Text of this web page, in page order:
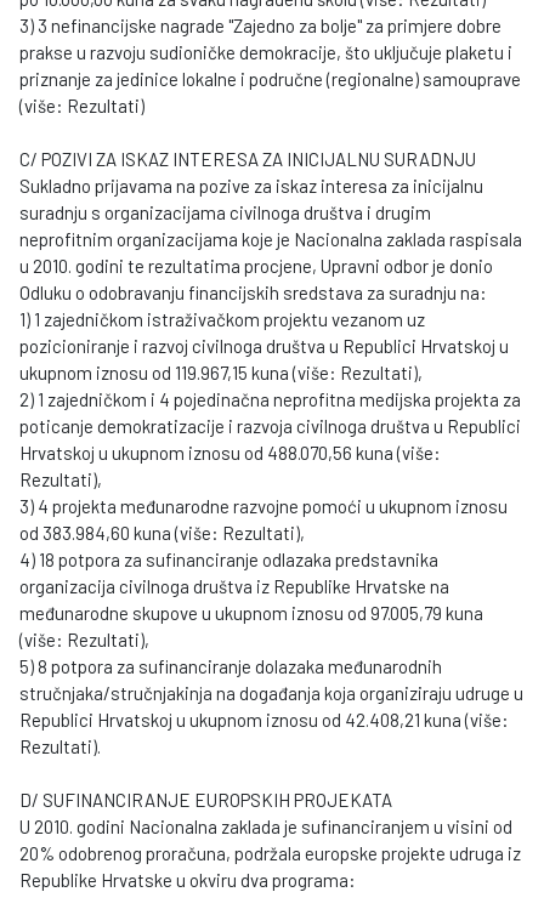
3) 3 nefinancijske nagrade "Zajedno za bolje" za primjere dobre
prakse u razvoju sudioničke demokracije, što uključuje plaketu i
priznanje za jedinice lokalne i područne (regionalne) samouprave
(više: Rezultati)
C/ POZIVI ZA ISKAZ INTERESA ZA INICIJALNU SURADNJU
Sukladno prijavama na pozive za iskaz interesa za inicijalnu
suradnju s organizacijama civilnoga društva i drugim
neprofitnim organizacijama koje je Nacionalna zaklada raspisala
u 2010. godini te rezultatima procjene, Upravni odbor je donio
Odluku o odobravanju financijskih sredstava za suradnju na:
1) 1 zajedničkom istraživačkom projektu vezanom uz
pozicioniranje i razvoj civilnoga društva u Republici Hrvatskoj u
ukupnom iznosu od 119.967,15 kuna (više: Rezultati),
2) 1 zajedničkom i 4 pojedinačna neprofitna medijska projekta za
poticanje demokratizacije i razvoja civilnoga društva u Republici
Hrvatskoj u ukupnom iznosu od 488.070,56 kuna (više:
Rezultati),
3) 4 projekta međunarodne razvojne pomoći u ukupnom iznosu
od 383.984,60 kuna (više: Rezultati),
4) 18 potpora za sufinanciranje odlazaka predstavnika
organizacija civilnoga društva iz Republike Hrvatske na
međunarodne skupove u ukupnom iznosu od 97.005,79 kuna
(više: Rezultati),
5) 8 potpora za sufinanciranje dolazaka međunarodnih
stručnjaka/stručnjakinja na događanja koja organiziraju udruge u
Republici Hrvatskoj u ukupnom iznosu od 42.408,21 kuna (više:
Rezultati).
D/ SUFINANCIRANJE EUROPSKIH PROJEKATA
U 2010. godini Nacionalna zaklada je sufinanciranjem u visini od
20% odobrenog proračuna, podržala europske projekte udruga iz
Republike Hrvatske u okviru dva programa: